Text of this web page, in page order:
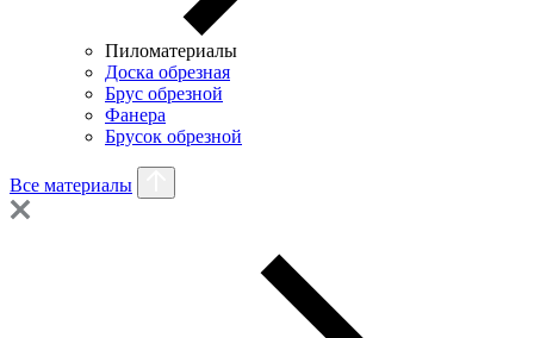
Пиломатериалы
Доска обрезная
Брус обрезной
Фанера
Брусок обрезной
Все материалы